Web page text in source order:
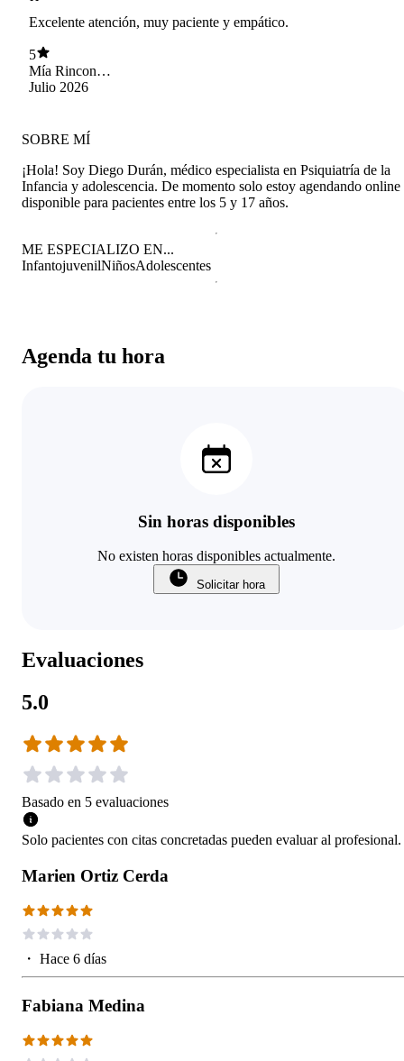
Excelente atención, muy paciente y empático.
5
Mía Rincon
Oropeza
Julio 2026
Agenda tu hora
Sin horas disponibles
No existen horas disponibles actualmente.
Solicitar hora
Evaluaciones
5.0
Basado en 5 evaluaciones
Solo pacientes con citas concretadas pueden evaluar al profesional.
Marien Ortiz Cerda
・ Hace 6 días
Fabiana Medina
SOBRE MÍ
¡Hola! Soy Diego Durán, médico especialista en Psiquiatría de la
Infancia y adolescencia. De momento solo estoy agendando online
disponible para pacientes entre los 5 y 17 años.
ME ESPECIALIZO EN...
InfantojuvenilNiñosAdolescentes